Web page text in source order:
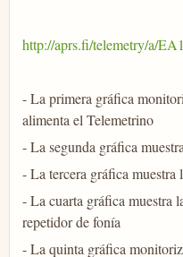
http://aprs.fi/telemetry/a/
- La primera gráfica
alimenta el Telemetrino
- La segunda gráfica
- La tercera gráfica muestra
- La cuarta gráfica muestra
repetidor de fonía
- La quinta gráfica